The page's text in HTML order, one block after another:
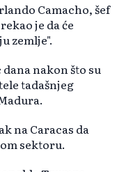
Camacho, šef
je da će
zemlje".
nakon što su
tadašnjeg
na Caracas da
sektoru.